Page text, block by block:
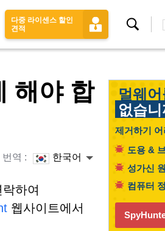
다중 라이센스 할인
견적
찾
해야 합
번역 : 한국어
하여
웹사이트에서
멀웨
없습
제거하기
도용 &
성가신
컴퓨터